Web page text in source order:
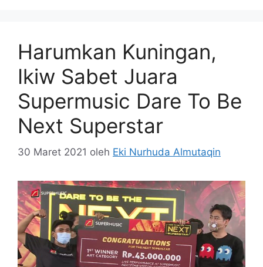
Harumkan Kuningan,
Ikiw Sabet Juara
Supermusic Dare To Be
Next Superstar
30 Maret 2021 oleh Eki Nurhuda Almutaqin